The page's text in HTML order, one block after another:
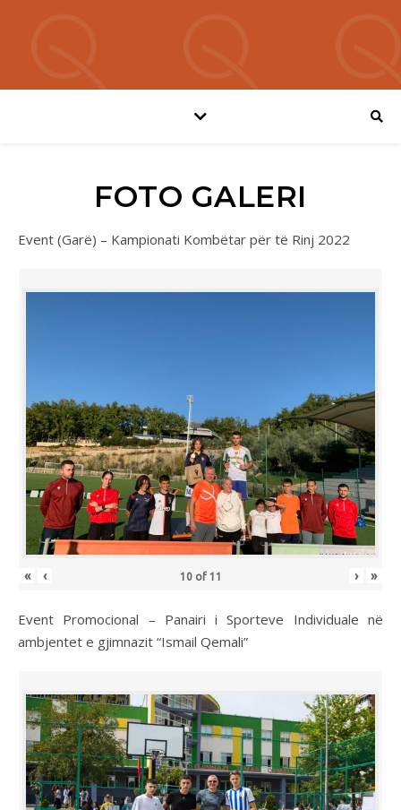
FOTO GALERI
Event (Garë) – Kampionati Kombëtar për të Rinj 2022
« ‹ 10of 11 › »
Event Promocional – Panairi i Sporteve Individuale në
ambjentet e gjimnazit “Ismail Qemali”